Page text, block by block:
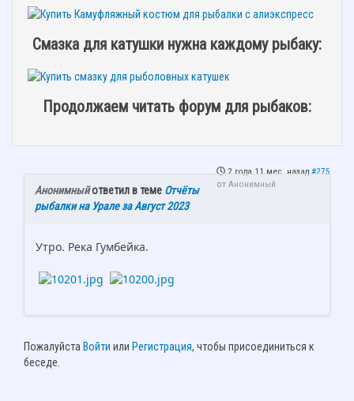
Смазка для катушки нужна каждому рыбаку:
Продолжаем читать форум для рыбаков:
2 года 11 мес. назад #275
от Анонимный
Анонимныйответил в теме Отчёты
рыбалки на Урале за Август 2023
Утро. Река Гумбейка.
Пожалуйста Войти или Регистрация, чтобы присоединиться к
беседе.